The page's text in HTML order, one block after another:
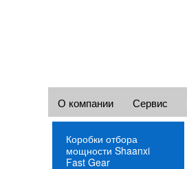
О компании Сервис
Коробки отбора
мощности Shaanxi
Fast Gear